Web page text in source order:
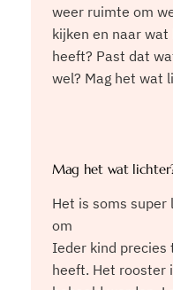
weer ruimte om
kijken en naar
heeft? Past dat
wel? Mag het wat
Mag het wat
Het is soms super
om
Ieder kind precies
heeft. Het rooster